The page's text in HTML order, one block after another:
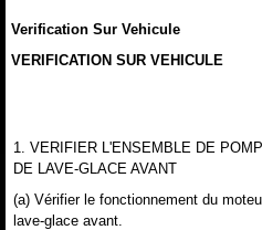
Verification Sur Vehicule
VERIFICATION SUR VEHICULE
1. VERIFIER L'ENSEMBLE DE
DE LAVE-GLACE AVANT
(a) Vérifier le fonctionnement du
lave-glace avant.